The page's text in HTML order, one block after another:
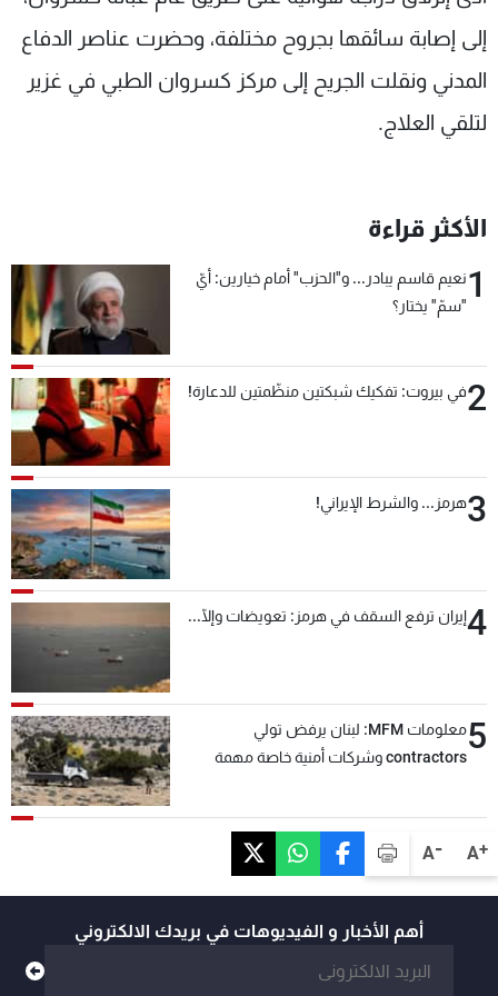
A+
A-
إلى إصابة سائقها بجروح مختلفة، وحضرت عناصر الدفاع
المدني ونقلت الجريح إلى مركز كسروان الطبي في غزير
لتلقي العلاج.
الأكثر قراءة
1نعيم قاسم يبادر... و"الحزب" أمام خيارين: أيّ
"سمّ" يختار؟
2في بيروت: تفكيك شبكتين منظّمتين للدعارة!
3هرمز... والشرط الإيراني!
4إيران ترفع السقف في هرمز: تعويضات وإلّا...
5
معلومات MFM: لبنان يرفض تولي
contractors وشركات أمنية خاصة مهمة
أهم الأخبار و الفيديوهات في بريدك الالكتروني
شاهد البرامج
الترددات
عن MTV